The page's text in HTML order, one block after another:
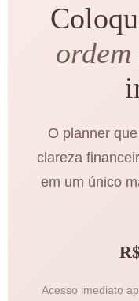
ordem
O planner
clareza
em um único
Acesso imediato